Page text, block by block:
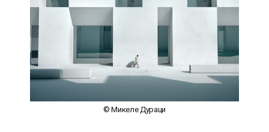
© Микеле Дураци